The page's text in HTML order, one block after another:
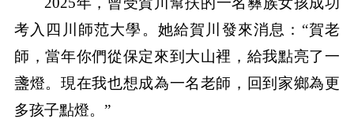
考入四川師范大學。她給賀川發來消息：“賀老
師，當年你們從保定來到大山裡，給我點亮了一
盞燈。現在我也想成為一名老師，回到家鄉為更
多孩子點燈。”